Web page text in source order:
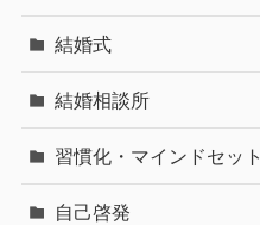
結婚式
結婚相談所
習慣化・マインドセット
自己啓発